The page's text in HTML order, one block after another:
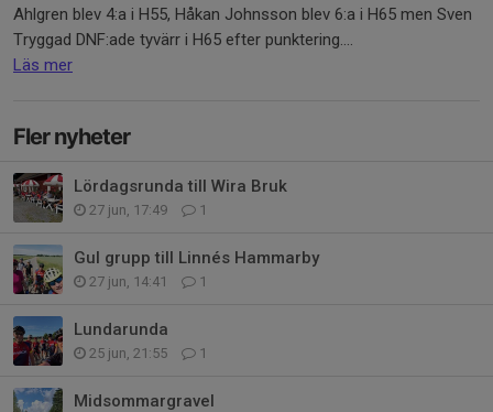
Ahlgren blev 4:a i H55, Håkan Johnsson blev 6:a i H65 men Sven
Tryggad DNF:ade tyvärr i H65 efter punktering....
Läs mer
Fler nyheter
Lördagsrunda till Wira Bruk
27 jun, 17:49 1
Gul grupp till Linnés Hammarby
27 jun, 14:41 1
Lundarunda
25 jun, 21:55 1
Midsommargravel